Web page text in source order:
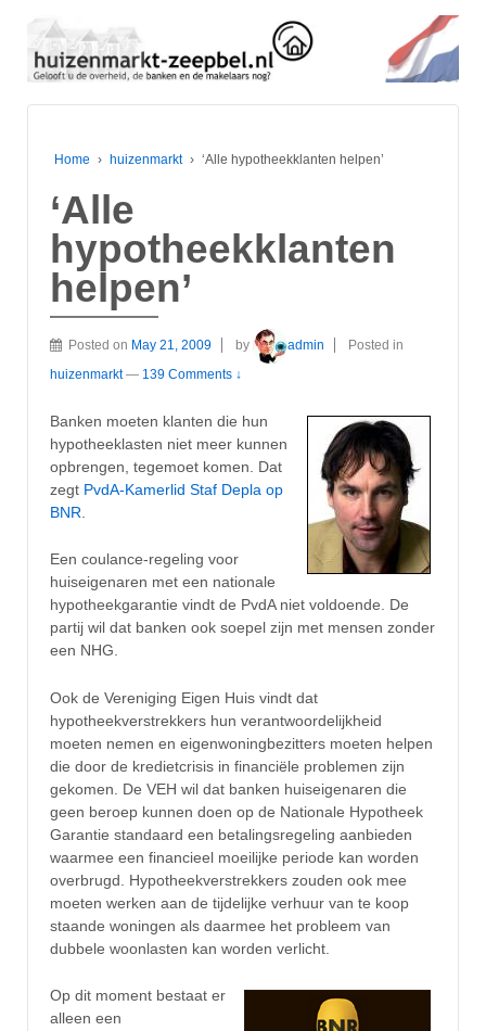
Home › huizenmarkt › ‘Alle hypotheekklanten helpen’
‘Alle
hypotheekklanten
helpen’
Posted on May 21, 2009 by admin
Posted in
huizenmarkt — 139 Comments ↓
Banken moeten klanten die hun
hypotheeklasten niet meer kunnen
opbrengen, tegemoet komen. Dat
zegt PvdA-Kamerlid Staf Depla op
BNR
Een coulance-regeling voor
huiseigenaren met een nationale
hypotheekgarantie vindt de PvdA niet voldoende. De
partij wil dat banken ook soepel zijn met mensen zonder
een NHG.
Ook de Vereniging Eigen Huis vindt dat
hypotheekverstrekkers hun verantwoordelijkheid
moeten nemen en eigenwoningbezitters moeten helpen
die door de kredietcrisis in financiële problemen zijn
gekomen. De VEH wil dat banken huiseigenaren die
geen beroep kunnen doen op de Nationale Hypotheek
Garantie standaard een betalingsregeling aanbieden
waarmee een financieel moeilijke periode kan worden
overbrugd. Hypotheekverstrekkers zouden ook mee
moeten werken aan de tijdelijke verhuur van te koop
staande woningen als daarmee het probleem van
dubbele woonlasten kan worden verlicht.
Op dit moment bestaat er
alleen een